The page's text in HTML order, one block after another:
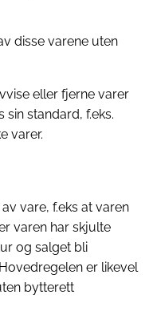
disse varene uten
eller fjerne varer
standard, f.eks.
varer.
vare, f.eks at varen
varen har skjulte
og salget bli
er likevel
bytterett